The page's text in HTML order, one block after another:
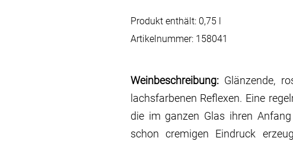
Produkt enthält: 0,75
Artikelnummer:158041
Weinbeschreibung: Glänzende,
lachsfarbenen Reflexen. Eine
die im ganzen Glas ihren
schon cremigen Eindruck